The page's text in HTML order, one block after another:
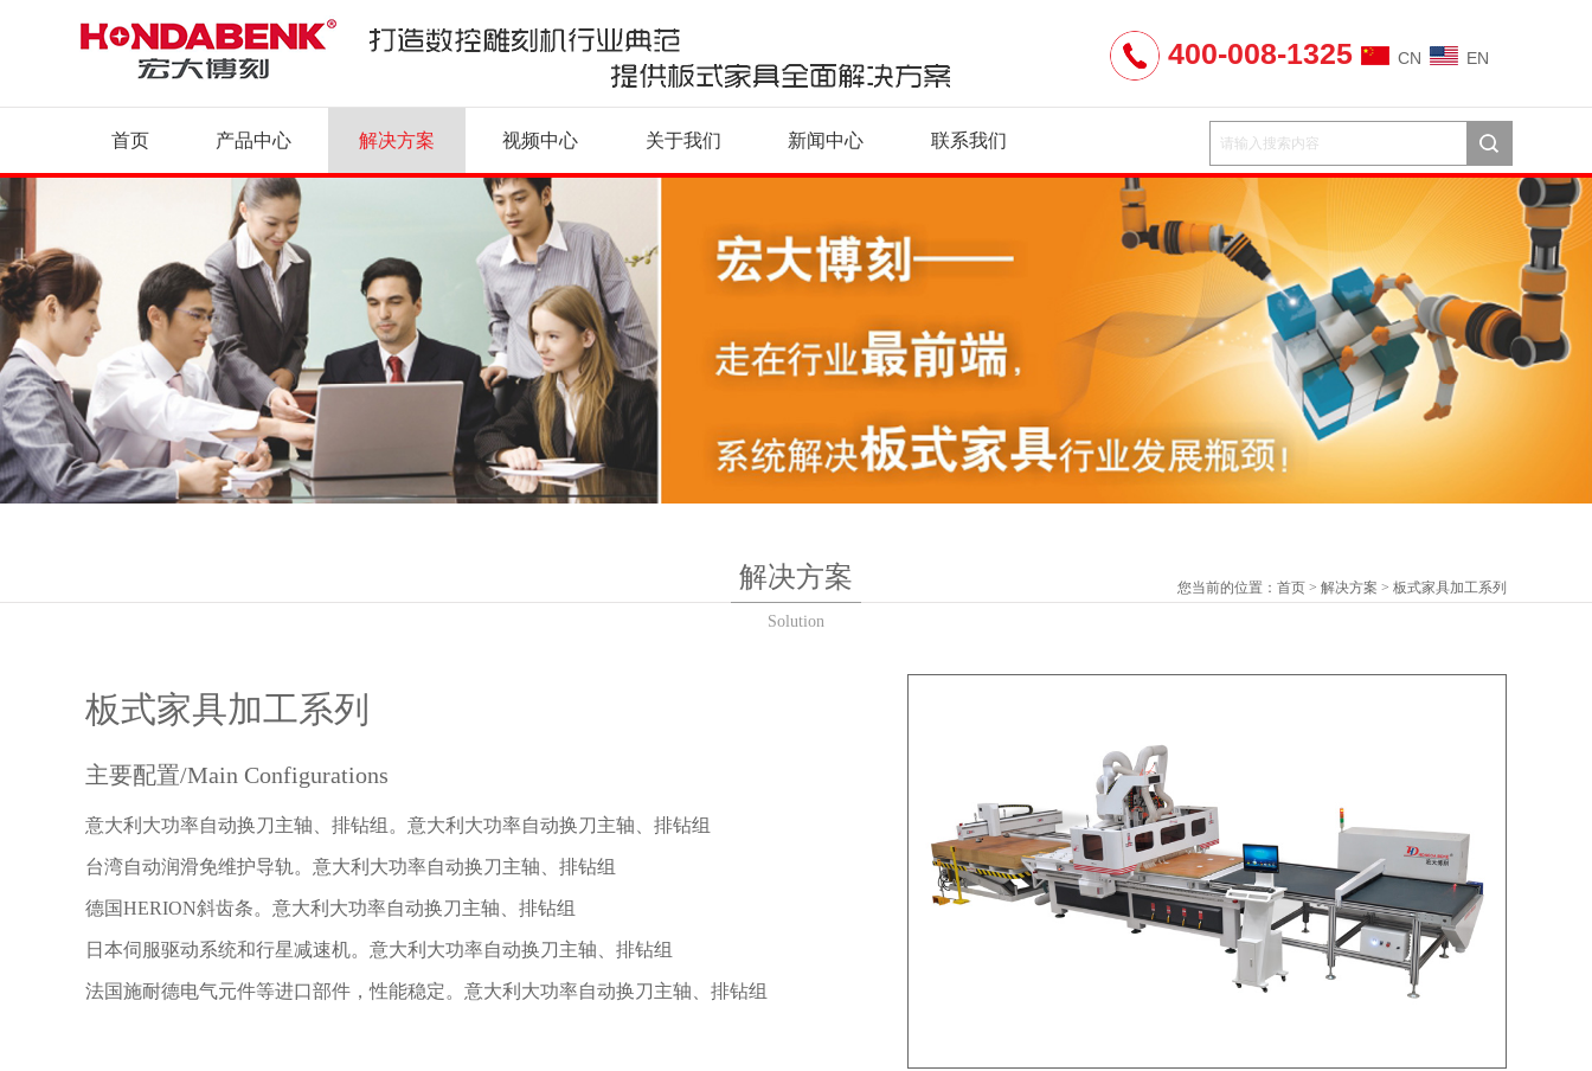
400-008-1325 CN EN
首页 产品中心 解决方案 视频中心 关于我们 新闻中心 联系我们
解决方案 您当前的位置： 首页 > 解决方案 > 板式家具加工系列
Solution
板式家具加工系列
主要配置/Main Configurations
意大利大功率自动换刀主轴、排钻组。意大利大功率自动换刀主轴、排钻组
台湾自动润滑免维护导轨。意大利大功率自动换刀主轴、排钻组
德国HERION斜齿条。意大利大功率自动换刀主轴、排钻组
日本伺服驱动系统和行星减速机。意大利大功率自动换刀主轴、排钻组
法国施耐德电气元件等进口部件，性能稳定。意大利大功率自动换刀主轴、排钻组